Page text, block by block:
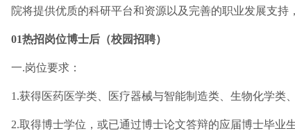
院将提供优质的科研平台和资源以及完善的职业发展支
01热招岗位博士后（校园招聘）
一.岗位要求：
1.获得医药医学类、医疗器械与智能制造类、生物化学
2.取得博士学位，或已通过博士论文答辩的应届博士毕